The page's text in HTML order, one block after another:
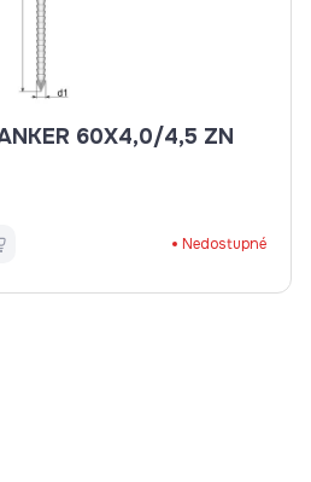
KLINCE KONVEX ANKER 60X4,0/4,5 ZN
Nedostupné